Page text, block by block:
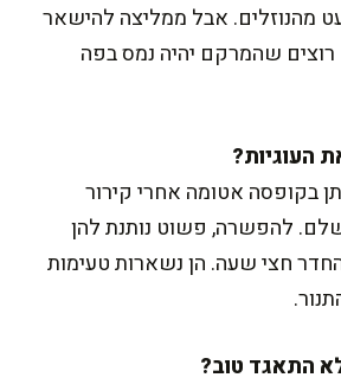
מהנוזלים. אבל ממליצה להישאר
שהמרקם יהיה נמס בפה
בקופסה אטומה אחרי קירור
להפשרה, פשוט נותנת להן
חצי שעה. הן נשארות טעימות